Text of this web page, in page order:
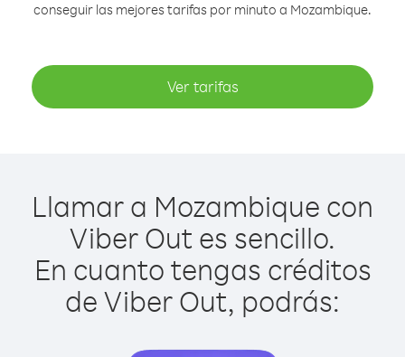
conseguir las mejores tarifas por minuto a Mozambique.
Ver tarifas
Llamar a Mozambique con
Viber Out es sencillo.
En cuanto tengas créditos
de Viber Out, podrás: